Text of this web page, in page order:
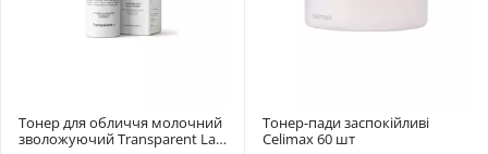
Тонер для обличчя молочний
зволожуючий Transparent Lab
Тонер-пади заспокійливі
Celimax 60 шт